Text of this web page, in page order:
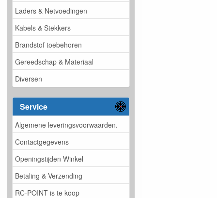
Laders & Netvoedingen
Kabels & Stekkers
Brandstof toebehoren
Gereedschap & Materiaal
Diversen
Service
Algemene leveringsvoorwaarden.
Contactgegevens
Openingstijden Winkel
Betaling & Verzending
RC-POINT is te koop